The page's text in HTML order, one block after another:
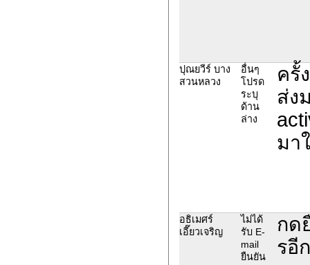
ปุณยวีร์ บาง
สวนหลวง
อื่นๆ
โปรด
ระบุ
ด้าน
ล่าง
ครั้
ส่ง
มา
อธิเมศร์
เอี๊ยวเจริญ
ไม่ได้
รับ E-
mail
ยืนยัน
กด
รอี